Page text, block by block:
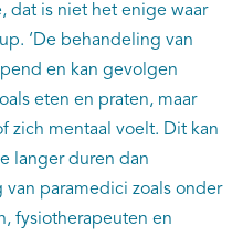
dat is niet het enige waar
‘De behandeling van
en kan gevolgen
eten en praten, maar
zich mentaal voelt. Dit kan
langer duren dan
paramedici zoals onder
fysiotherapeuten en